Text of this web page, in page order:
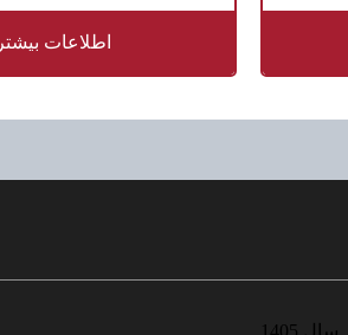
اطلاعات بیشتر